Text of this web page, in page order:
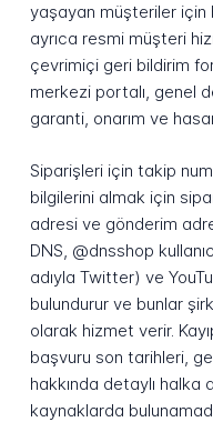
yaşayan müşteriler için
ayrıca resmi müşteri
çevrimiçi geri bildirim
merkezi portalı, genel
garanti, onarım ve
Siparişleri için takip
bilgilerini almak için
adresi ve gönderim
DNS, @dnsshop
adıyla Twitter) ve
bulundurur ve bunlar
olarak hizmet verir.
başvuru son tarihleri,
hakkında detaylı
kaynaklarda